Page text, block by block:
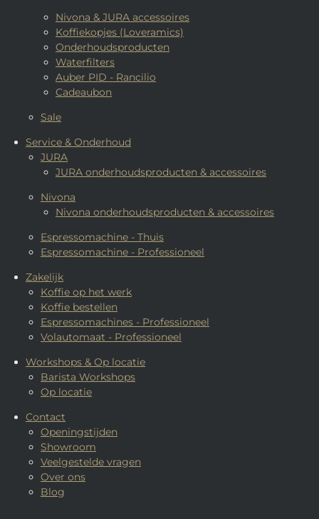
Nivona & JURA accessoires
Koffiekopjes (Loveramics)
Onderhoudsproducten
Waterfilters
Auber PID - Rancilio
Cadeaubon
Sale
Service & Onderhoud
JURA
JURA onderhoudsproducten & accessoires
Nivona
Nivona onderhoudsproducten & accessoires
Espressomachine - Thuis
Espressomachine - Professioneel
Zakelijk
Koffie op het werk
Koffie bestellen
Espressomachines - Professioneel
Volautomaat - Professioneel
Workshops & Op locatie
Barista Workshops
Op locatie
Contact
Openingstijden
Showroom
Veelgestelde vragen
Over ons
Blog